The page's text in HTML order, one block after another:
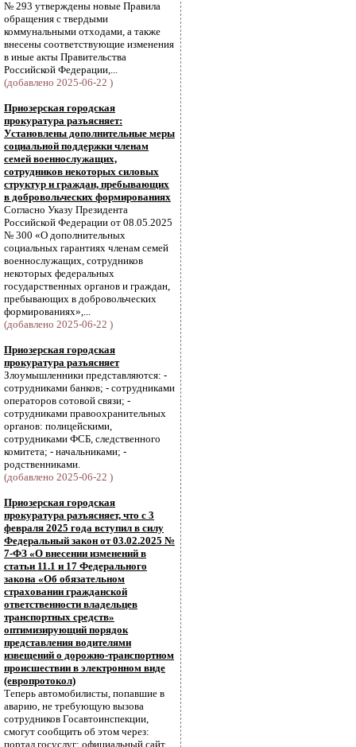
№ 293 утверждены новые Правила
обращения с твердыми
коммунальными отходами, а также
внесены соответствующие изменения
в иные акты Правительства
Российской Федерации,...
(добавлено 2025-06-22 )
Приозерская городская
прокуратура разъясняет:
Установлены дополнительные меры
социальной поддержки членам
семей военнослужащих,
сотрудников некоторых силовых
структур и граждан, пребывающих
в добровольческих формированиях
Согласно Указу Президента
Российской Федерации от 08.05.2025
№ 300 «О дополнительных
социальных гарантиях членам семей
военнослужащих, сотрудников
некоторых федеральных
государственных органов и граждан,
пребывающих в добровольческих
формированиях»,...
(добавлено 2025-06-22 )
Приозерская городская
прокуратура разъясняет
Злоумышленники представляются: -
сотрудниками банков; - сотрудниками
операторов сотовой связи; -
сотрудниками правоохранительных
органов: полицейскими,
сотрудниками ФСБ, следственного
комитета; - начальниками; -
родственниками.
(добавлено 2025-06-22 )
Приозерская городская
прокуратура разъясняет, что с 3
февраля 2025 года вступил в силу
Федеральный закон от 03.02.2025 №
7-ФЗ «О внесении изменений в
статьи 11.1 и 17 Федерального
закона «Об обязательном
страховании гражданской
ответственности владельцев
транспортных средств»
оптимизирующий порядок
представления водителями
извещений о дорожно-транспортном
происшествии в электронном виде
(европротокол)
Теперь автомобилисты, попавшие в
аварию, не требующую вызова
сотрудников Госавтоинспекции,
смогут сообщить об этом через:
портал госуслуг; официальный сайт